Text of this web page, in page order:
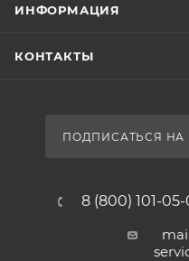
ИНФОРМАЦИЯ
КОНТАКТЫ
ПОДПИСАТЬСЯ НА
8 (800) 101-